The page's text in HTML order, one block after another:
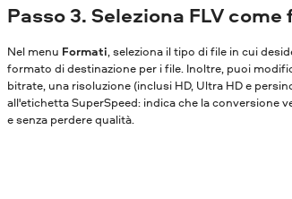
Passo 3. Seleziona FLV
Nel menu Formati, seleziona il tipo di file in cui
formato di destinazione per i file. Inoltre, puoi
bitrate, una risoluzione (inclusi HD, Ultra HD e
all'etichetta SuperSpeed: indica che la conversione
e senza perdere qualità.